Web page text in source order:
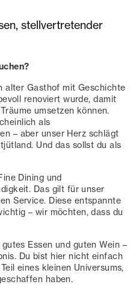
stellvertretender
alter Gasthof mit Geschichte
renoviert wurde, damit
umsetzen können.
als
– aber unser Herz schlägt
Und das sollst du als
Dining und
Das gilt für unser
Service. Diese entspannte
– wir möchten, dass du
Essen und guten Wein –
Du bist hier nicht einfach
eines kleinen Universums,
haben.